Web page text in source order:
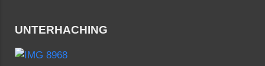
UNTERHACHING